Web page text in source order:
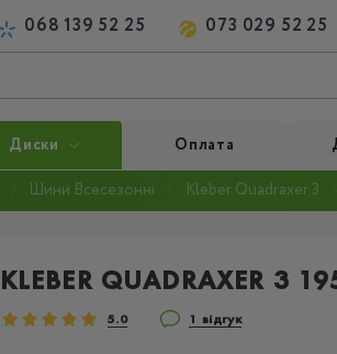
068 139 52 25 073 029 52 25
Диски Оплата
Шини Всесезонні Kleber Quadraxer 3
KLEBER QUADRAXER 3
5.0 1 відгук